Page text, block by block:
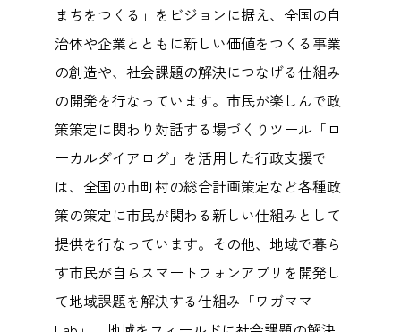
まちをつくる」をビジョンに据え、全国の自
治体や企業とともに新しい価値をつくる事業
の創造や、社会課題の解決につなげる仕組み
の開発を行なっています。市民が楽しんで政
策策定に関わり対話する場づくりツール「ロ
ーカルダイアログ」を活用した行政支援で
は、全国の市町村の総合計画策定など各種政
策の策定に市民が関わる新しい仕組みとして
提供を行なっています。その他、地域で暮ら
す市民が自らスマートフォンアプリを開発し
て地域課題を解決する仕組み「ワガママ